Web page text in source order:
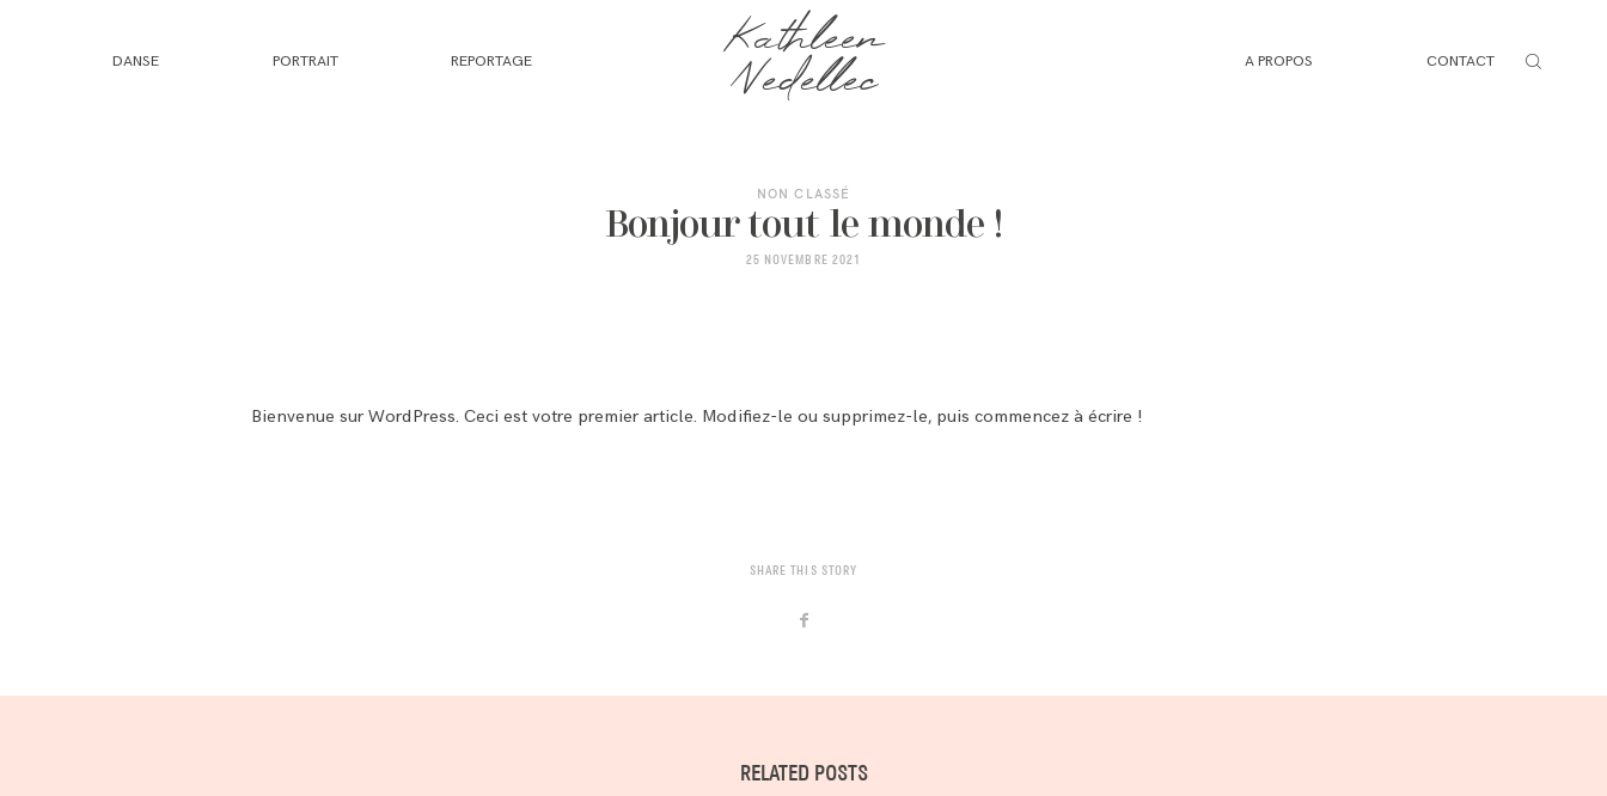
DANSE PORTRAIT REPORTAGE Kathleen
Nedellec A PROPOS CONTACT
NON CLASSÉ
Bonjour tout le monde !
25 NOVEMBRE 2021
Bienvenue sur WordPress. Ceci est votre premier article. Modifiez-le ou supprimez-le, puis commencez à écrire !
SHARE THIS STORY
RELATED POSTS